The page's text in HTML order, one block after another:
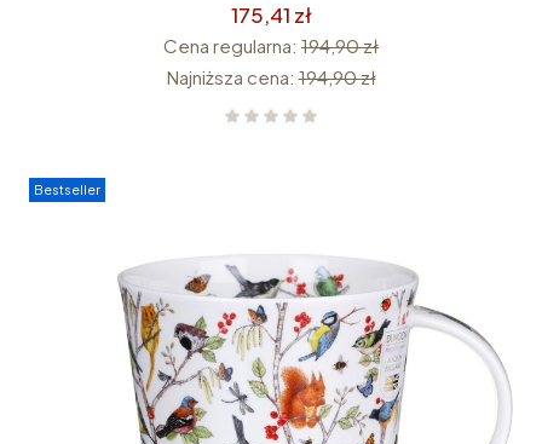
175,41 zł
Cena regularna: 194,90 zł
Najniższa cena: 194,90 zł
Bestseller